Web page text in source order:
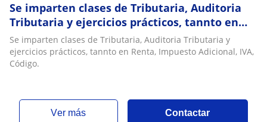
Se imparten clases de Tributaria, Auditoria
Tributaria y ejercicios prácticos, tannto en
Renta, Impuesto Adicional, IVA, Código
Se imparten clases de Tributaria, Auditoria Tributaria y
ejercicios prácticos, tannto en Renta, Impuesto Adicional, IVA,
Código.
ver más Contactar